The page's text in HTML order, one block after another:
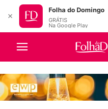
✕
Folha do Domingo
GRÁTIS
Na Google Play